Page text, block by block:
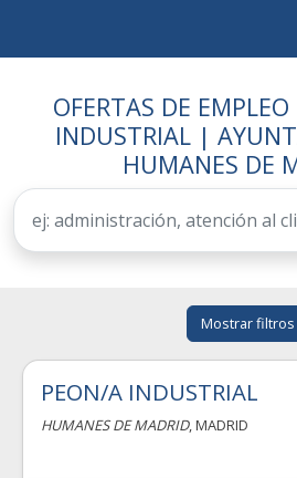
OFERTAS DE
INDUSTRIAL |
HUMANES DE
Mostrar filtros
PEON/A INDUSTRIAL
HUMANES DE MADRID, MADRID